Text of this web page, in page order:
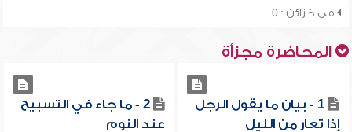
في خزائن : 0
المحاضرة مجزأة
1 - بيان ما يقول الرجل
إذا تعار من الليل
2 - ما جاء في التسبيح
عند النوم